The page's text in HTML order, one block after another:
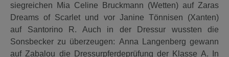
siegreichen Mia Celine Bruckmann (Wetten) auf Zaras
Dreams of Scarlet und vor Janine Tönnisen (Xanten)
auf Santorino R. Auch in der Dressur wussten die
Sonsbecker zu überzeugen: Anna Langenberg gewann
auf Zabalou die Dressurpferdeprüfung der Klasse A. In